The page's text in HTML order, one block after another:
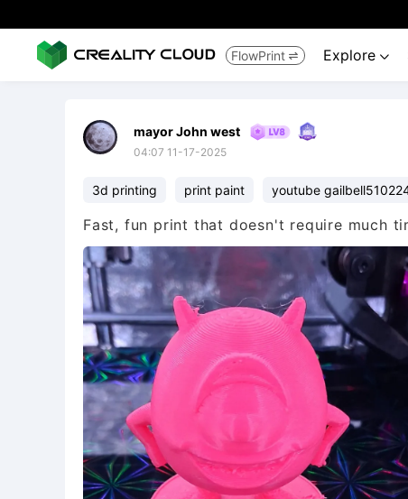
FlowPrint  Explore 
mayor John west
04:07 11-17-2025
3d printing print paint youtube
Fast, fun print that doesn't require much